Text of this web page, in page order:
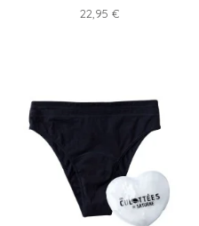
Prix
22,95 €